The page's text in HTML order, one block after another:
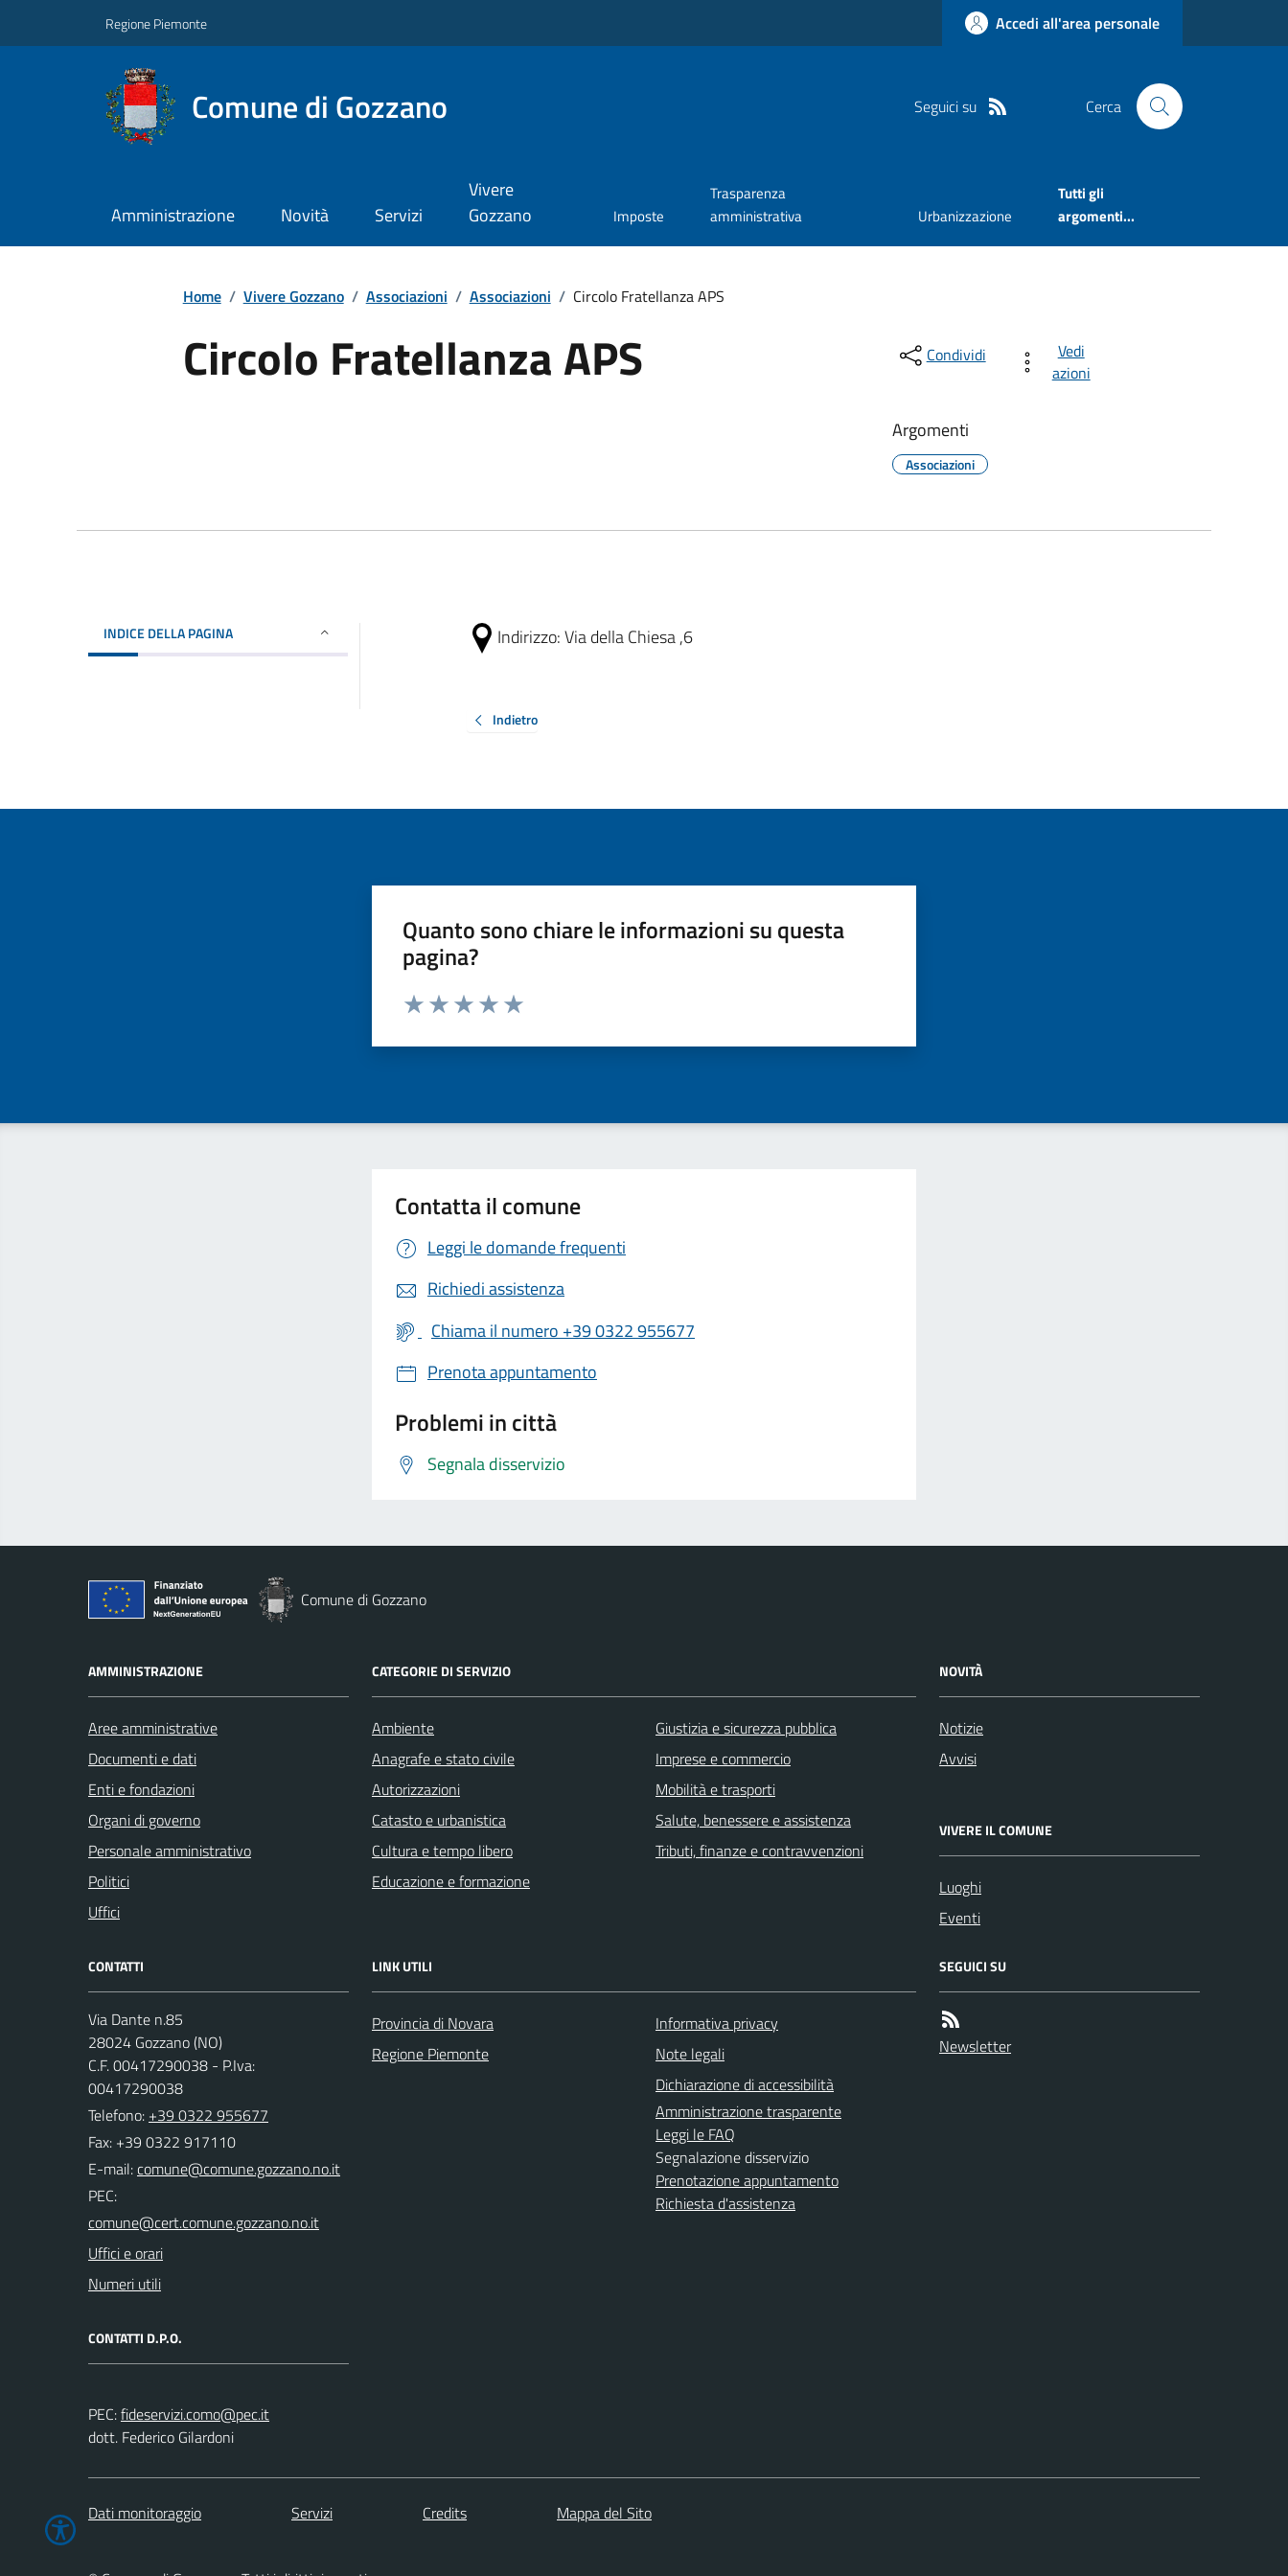
Regione Piemonte Accedi all'area personale
Comune di Gozzano Seguici su Cerca
Amministrazione Novità Servizi
Vivere
Gozzano
Imposte
Trasparenza
amministrativa
Urbanizzazione
Tutti gli
argomenti...
Home / Vivere Gozzano / Associazioni / Associazioni / Circolo Fratellanza APS
Circolo Fratellanza APS Condividi
Vedi
azioni
Argomenti
Associazioni
INDICE DELLA PAGINA Indirizzo:Via della Chiesa ,6
Indietro
Quanto sono chiare le informazioni su questa
pagina?
Valuta da 1 a 5 stelle la pagina
Contatta il comune
Leggi le domande frequenti
Richiedi assistenza
Chiama il numero +39 0322 955677
Prenota appuntamento
Problemi in città
Segnala disservizio
Comune di Gozzano
AMMINISTRAZIONE
Aree amministrative
Documenti e dati
Enti e fondazioni
Organi di governo
Personale amministrativo
Politici
Uffici
CATEGORIE DI SERVIZIO
Ambiente
Anagrafe e stato civile
Autorizzazioni
Catasto e urbanistica
Cultura e tempo libero
Educazione e formazione
Giustizia e sicurezza pubblica
Imprese e commercio
Mobilità e trasporti
Salute, benessere e assistenza
Tributi, finanze e contravvenzioni
NOVITÀ
Notizie
Avvisi
VIVERE IL COMUNE
Luoghi
Eventi
CONTATTI
Via Dante n.85
28024 Gozzano (NO)
C.F. 00417290038 - P.Iva:
00417290038
Telefono: +39 0322 955677
Fax: +39 0322 917110
E-mail:
PEC:
Uffici e orari
Numeri utili
CONTATTI D.P.O.
PEC:
dott. Federico Gilardoni
LINK UTILI
Provincia di Novara
Regione Piemonte
Informativa privacy
Note legali
Dichiarazione di accessibilità
Amministrazione trasparente
Leggi le FAQ
Segnalazione disservizio
Prenotazione appuntamento
Richiesta d'assistenza
SEGUICI SU
Newsletter
Dati monitoraggio Servizi Credits Mappa del Sito